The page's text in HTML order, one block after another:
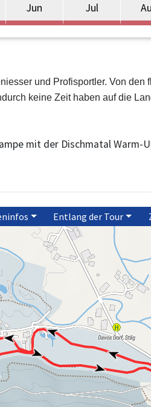
Jun Jul
und Profisportler. Von
keine Zeit haben auf die
mit der Dischmatal
Entlang der Tour